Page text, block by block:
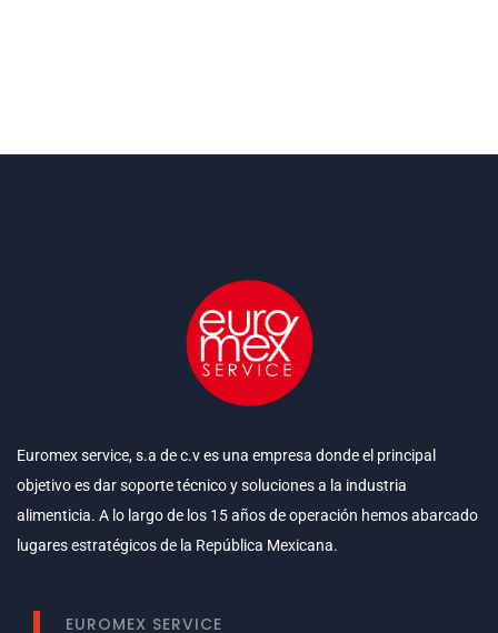
Euromex service, s.a de c.v es una empresa donde el principal
objetivo es dar soporte técnico y soluciones a la industria
alimenticia. A lo largo de los 15 años de operación hemos abarcado
lugares estratégicos de la República Mexicana.
EUROMEX SERVICE